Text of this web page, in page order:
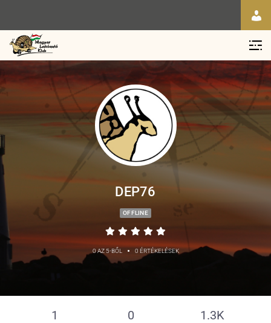
DEP76
OFFLINE
0 AZ 5-BŐL • 0 ÉRTÉKELÉSEK
1 0 1.3K